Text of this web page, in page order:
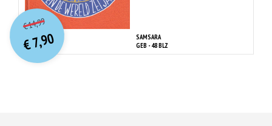
SAMSARA
GEB - 48 BLZ
€14,99O
orspr
onkelijke
prijs
was:
€ 14,99.
€7,90
Huidige
prijs
is:
€ 7,90.